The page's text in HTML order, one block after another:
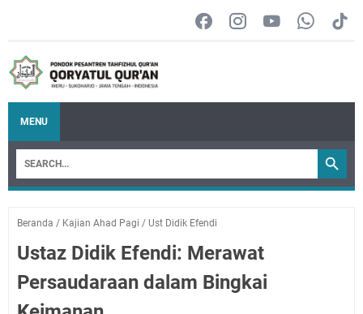
MENU
Beranda / Kajian Ahad Pagi / Ust Didik Efendi
Ustaz Didik Efendi: Merawat
Persaudaraan dalam Bingkai